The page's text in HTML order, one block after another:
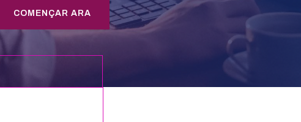
COMENÇAR ARA